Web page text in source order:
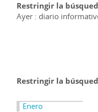
Restringir la
Ayer : diario
Restringir la
Enero